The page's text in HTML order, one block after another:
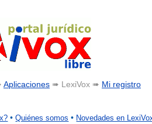
Aplicaciones ➠ LexiVox ➠ Mi registro
•Quiénes somos • Novedades en